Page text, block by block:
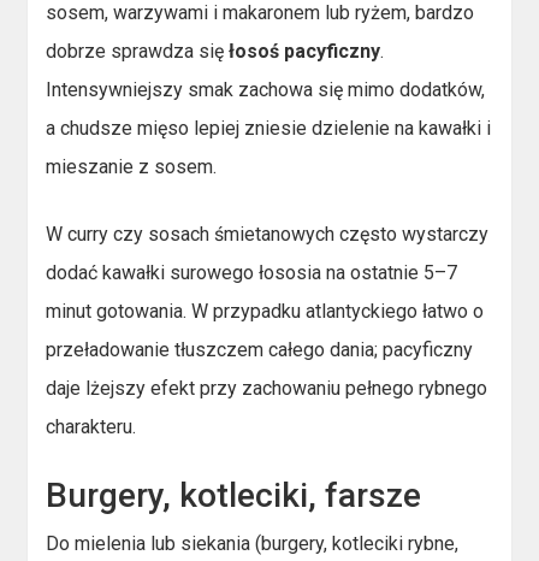
sosem, warzywami i makaronem lub ryżem, bardzo
dobrze sprawdza sięłosoś pacyficzny.
Intensywniejszy smak zachowa się mimo dodatków,
a chudsze mięso lepiej zniesie dzielenie na kawałki i
mieszanie z sosem.
W curry czy sosach śmietanowych często wystarczy
dodać kawałki surowego łososia na ostatnie 5–7
minut gotowania. W przypadku atlantyckiego łatwo o
przeładowanie tłuszczem całego dania; pacyficzny
daje lżejszy efekt przy zachowaniu pełnego rybnego
charakteru.
Burgery, kotleciki, farsze
Do mielenia lub siekania (burgery, kotleciki rybne,